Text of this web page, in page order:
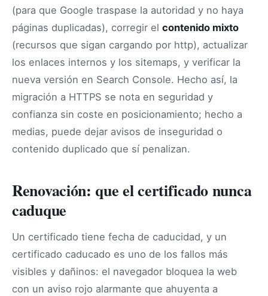
(para que Google traspase la autoridad y no haya
páginas duplicadas), corregir el contenido mixto
(recursos que sigan cargando por http), actualizar
los enlaces internos y los sitemaps, y verificar la
nueva versión en Search Console. Hecho así, la
migración a HTTPS se nota en seguridad y
confianza sin coste en posicionamiento; hecho a
medias, puede dejar avisos de inseguridad o
contenido duplicado que sí penalizan.
Renovación: que el certificado nunca
caduque
Un certificado tiene fecha de caducidad, y un
certificado caducado es uno de los fallos más
visibles y dañinos: el navegador bloquea la web
con un aviso rojo alarmante que ahuyenta a